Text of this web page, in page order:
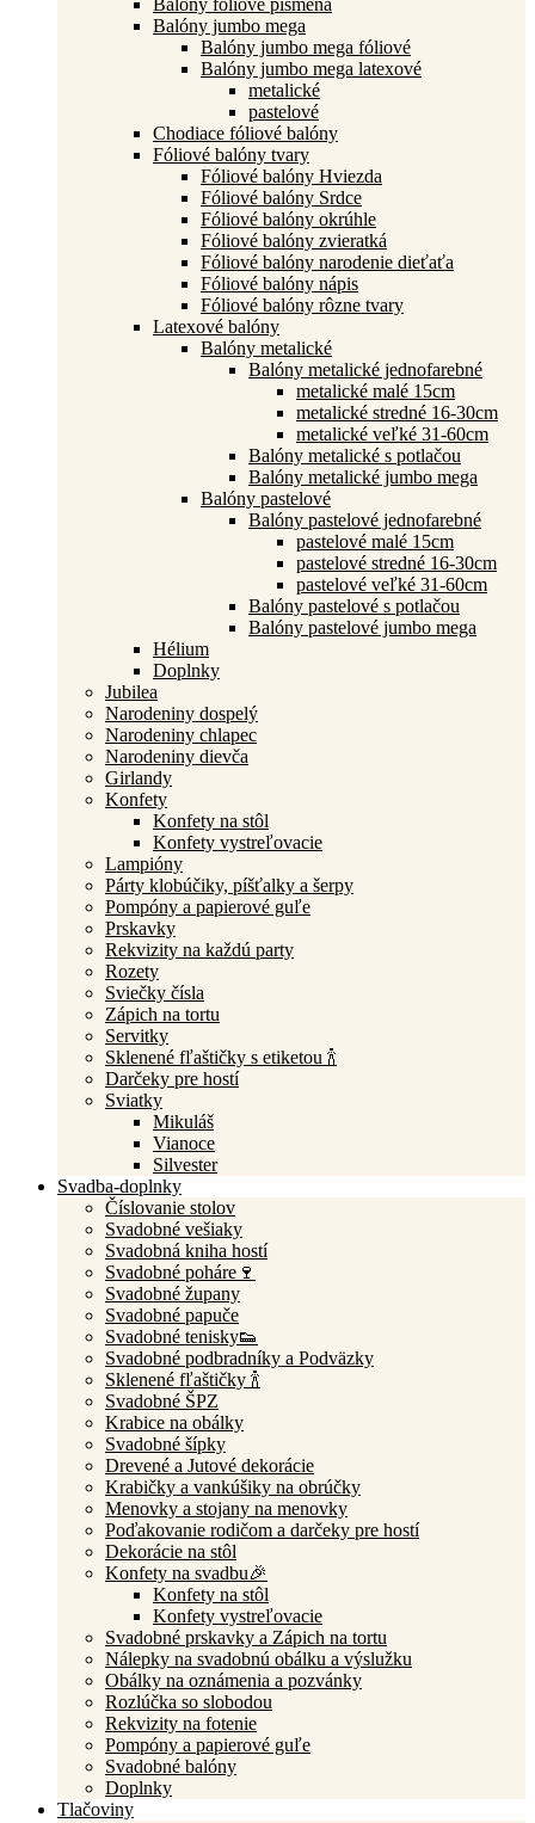
Balóny fóliové písmená
Balóny jumbo mega
Balóny jumbo mega fóliové
Balóny jumbo mega latexové
metalické
pastelové
Chodiace fóliové balóny
Fóliové balóny tvary
Fóliové balóny Hviezda
Fóliové balóny Srdce
Fóliové balóny okrúhle
Fóliové balóny zvieratká
Fóliové balóny narodenie dieťaťa
Fóliové balóny nápis
Fóliové balóny rôzne tvary
Latexové balóny
Balóny metalické
Balóny metalické jednofarebné
metalické malé 15cm
metalické stredné 16-30cm
metalické veľké 31-60cm
Balóny metalické s potlačou
Balóny metalické jumbo mega
Balóny pastelové
Balóny pastelové jednofarebné
pastelové malé 15cm
pastelové stredné 16-30cm
pastelové veľké 31-60cm
Balóny pastelové s potlačou
Balóny pastelové jumbo mega
Hélium
Doplnky
Jubilea
Narodeniny dospelý
Narodeniny chlapec
Narodeniny dievča
Girlandy
Konfety
Konfety na stôl
Konfety vystreľovacie
Lampióny
Párty klobúčiky, píšťalky a šerpy
Pompóny a papierové guľe
Prskavky
Rekvizity na každú party
Rozety
Sviečky čísla
Zápich na tortu
Servitky
Sklenené fľaštičky s etiketou 🍾
Darčeky pre hostí
Sviatky
Mikuláš
Vianoce
Silvester
Svadba-doplnky
Číslovanie stolov
Svadobné vešiaky
Svadobná kniha hostí
Svadobné poháre🍷
Svadobné župany
Svadobné papuče
Svadobné tenisky👟
Svadobné podbradníky a Podväzky
Sklenené fľaštičky 🍾
Svadobné ŠPZ
Krabice na obálky
Svadobné šípky
Drevené a Jutové dekorácie
Krabičky a vankúšiky na obrúčky
Menovky a stojany na menovky
Poďakovanie rodičom a darčeky pre hostí
Dekorácie na stôl
Konfety na svadbu🎉
Konfety na stôl
Konfety vystreľovacie
Svadobné prskavky a Zápich na tortu
Nálepky na svadobnú obálku a výslužku
Obálky na oznámenia a pozvánky
Rozlúčka so slobodou
Rekvizity na fotenie
Pompóny a papierové guľe
Svadobné balóny
Doplnky
Tlačoviny